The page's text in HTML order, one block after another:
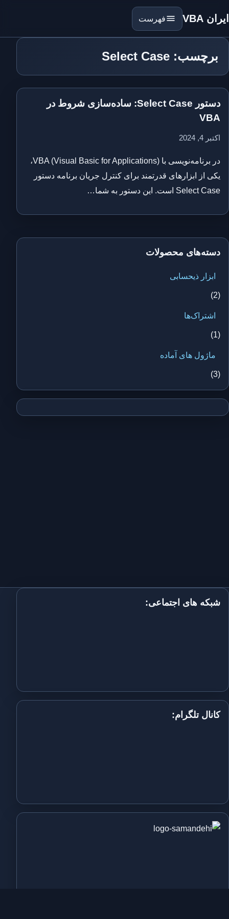
ایران VBA فهرست
برچسب: Select Case
دستور Select Case: ساده‌سازی شروط در
VBA
اکتبر 4, 2024
در برنامه‌نویسی با VBA (Visual Basic for Applications)،
یکی از ابزارهای قدرتمند برای کنترل جریان برنامه دستور
Select Case است. این دستور به شما…
دسته‌های محصولات
ابزار ذیحسابی
(2)
اشتراک‌ها
(1)
ماژول های آماده
(3)
شبکه های اجتماعی:
کانال تلگرام: